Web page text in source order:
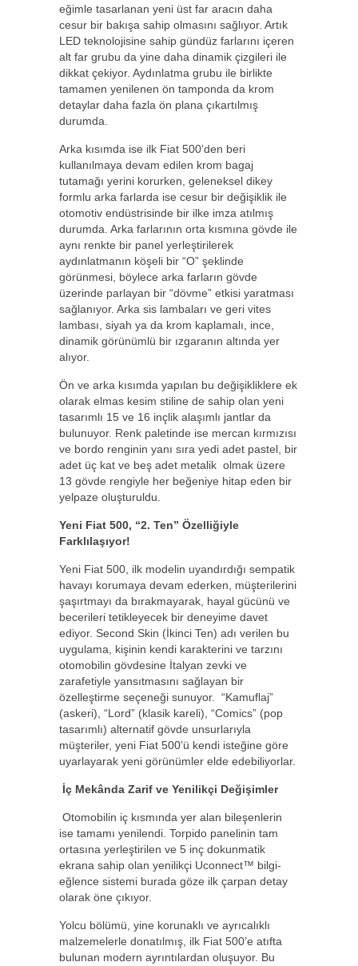
eğimle tasarlanan yeni üst far aracın daha
cesur bir bakışa sahip olmasını sağlıyor. Artık
LED teknolojisine sahip gündüz farlarını içeren
alt far grubu da yine daha dinamik çizgileri ile
dikkat çekiyor. Aydınlatma grubu ile birlikte
tamamen yenilenen ön tamponda da krom
detaylar daha fazla ön plana çıkartılmış
durumda.
Arka kısımda ise ilk Fiat 500’den beri
kullanılmaya devam edilen krom bagaj
tutamağı yerini korurken, geleneksel dikey
formlu arka farlarda ise cesur bir değişiklik ile
otomotiv endüstrisinde bir ilke imza atılmış
durumda. Arka farlarının orta kısmına gövde ile
aynı renkte bir panel yerleştirilerek
aydınlatmanın köşeli bir “O” şeklinde
görünmesi, böylece arka farların gövde
üzerinde parlayan bir “dövme” etkisi yaratması
sağlanıyor. Arka sis lambaları ve geri vites
lambası, siyah ya da krom kaplamalı, ince,
dinamik görünümlü bir ızgaranın altında yer
alıyor.
Ön ve arka kısımda yapılan bu değişikliklere ek
olarak elmas kesim stiline de sahip olan yeni
tasarımlı 15 ve 16 inçlik alaşımlı jantlar da
bulunuyor. Renk paletinde ise mercan kırmızısı
ve bordo renginin yanı sıra yedi adet pastel, bir
adet üç kat ve beş adet metalik olmak üzere
13 gövde rengiyle her beğeniye hitap eden bir
yelpaze oluşturuldu.
Yeni Fiat 500, “2. Ten” Özelliğiyle
Farklılaşıyor!
Yeni Fiat 500, ilk modelin uyandırdığı sempatik
havayı korumaya devam ederken, müşterilerini
şaşırtmayı da bırakmayarak, hayal gücünü ve
becerileri tetikleyecek bir deneyime davet
ediyor. Second Skin (İkinci Ten) adı verilen bu
uygulama, kişinin kendi karakterini ve tarzını
otomobilin gövdesine İtalyan zevki ve
zarafetiyle yansıtmasını sağlayan bir
özelleştirme seçeneği sunuyor. “Kamuflaj”
(askeri), “Lord” (klasik kareli), “Comics” (pop
tasarımlı) alternatif gövde unsurlarıyla
müşteriler, yeni Fiat 500’ü kendi isteğine göre
uyarlayarak yeni görünümler elde edebiliyorlar.
İç Mekânda Zarif ve Yenilikçi Değişimler
Otomobilin iç kısmında yer alan bileşenlerin
ise tamamı yenilendi. Torpido panelinin tam
ortasına yerleştirilen ve 5 inç dokunmatik
ekrana sahip olan yenilikçi Uconnect™ bilgi-
eğlence sistemi burada göze ilk çarpan detay
olarak öne çıkıyor.
Yolcu bölümü, yine korunaklı ve ayrıcalıklı
malzemelerle donatılmış, ilk Fiat 500’e atıfta
bulunan modern ayrıntılardan oluşuyor. Bu